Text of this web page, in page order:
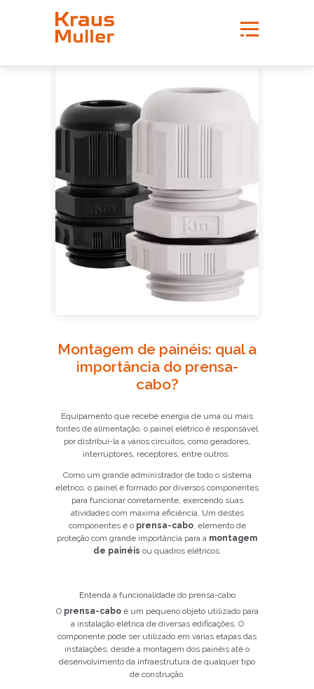
Montagem de painéis: qual a
importância do prensa-
cabo?
Equipamento que recebe energia de uma ou mais
fontes de alimentação, o painel elétrico é responsável
por distribuí-la a vários circuitos, como geradores,
interruptores, receptores, entre outros.
Como um grande administrador de todo o sistema
elétrico, o painel é formado por diversos componentes
para funcionar corretamente, exercendo suas
atividades com máxima eficiência. Um destes
componentes é o prensa-cabo, elemento de
proteção com grande importância para a montagem
de painéis ou quadros elétricos.
Entenda a funcionalidade do prensa-cabo
O prensa-cabo é um pequeno objeto utilizado para
a instalação elétrica de diversas edificações. O
componente pode ser utilizado em várias etapas das
instalações, desde a montagem dos painéis até o
desenvolvimento da infraestrutura de qualquer tipo
de construção.